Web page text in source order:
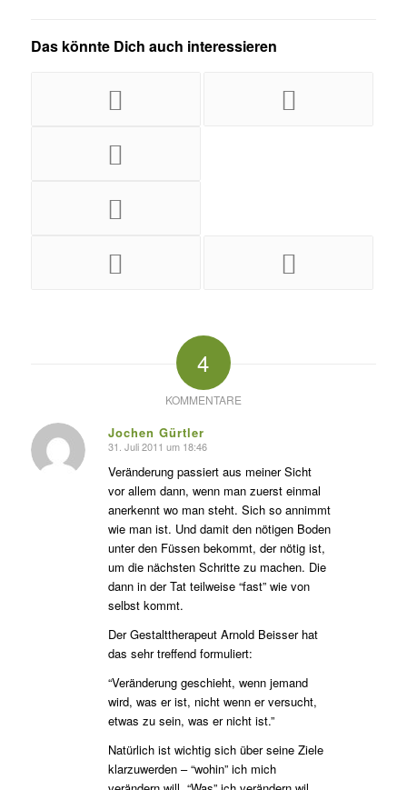
Das könnte Dich auch interessieren
4
KOMMENTARE
Jochen Gürtler
s
agte:
31. Juli 2011 um 18:46
Veränderung passiert aus meiner Sicht
vor allem dann, wenn man zuerst einmal
anerkennt wo man steht. Sich so annimmt
wie man ist. Und damit den nötigen Boden
unter den Füssen bekommt, der nötig ist,
um die nächsten Schritte zu machen. Die
dann in der Tat teilweise “fast” wie von
selbst kommt.
Der Gestalttherapeut Arnold Beisser hat
das sehr treffend formuliert:
“Veränderung geschieht, wenn jemand
wird, was er ist, nicht wenn er versucht,
etwas zu sein, was er nicht ist.”
Natürlich ist wichtig sich über seine Ziele
klarzuwerden – “wohin” ich mich